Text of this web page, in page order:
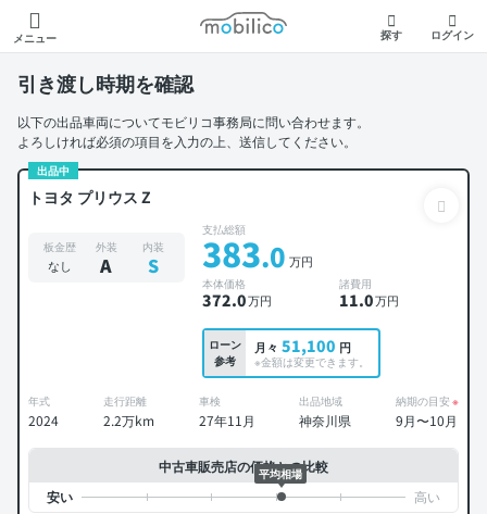
メニュー
モビリコ
探す ログイン
引き渡し時期を確認
以下の出品車両についてモビリコ事務局に問い合わせます。
よろしければ必須の項目を入力の上、送信してください。
出品中
トヨタ プリウス Z
板金歴
なし
外装
A
内装
S
支払総額
383.0 万円
本体価格
372.0万円
諸費用
11.0万円
ローン
参考
月々 51,100 円
※金額は変更できます。
年式
2024
走行距離
2.2万km
車検
27年11月
出品地域
神奈川県
納期の目安 ※
9月〜10月
中古車販売店の価格との比較
平均相場